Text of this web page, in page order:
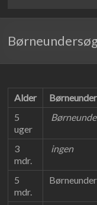
Alder
5
uger
3
mdr.
ingen
5
mdr.